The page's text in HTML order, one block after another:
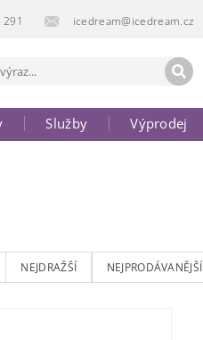
icedream@icedream.cz
Služby Výprodej
NEJDRAŽŠÍ NEJPRODÁVANĚJŠÍ